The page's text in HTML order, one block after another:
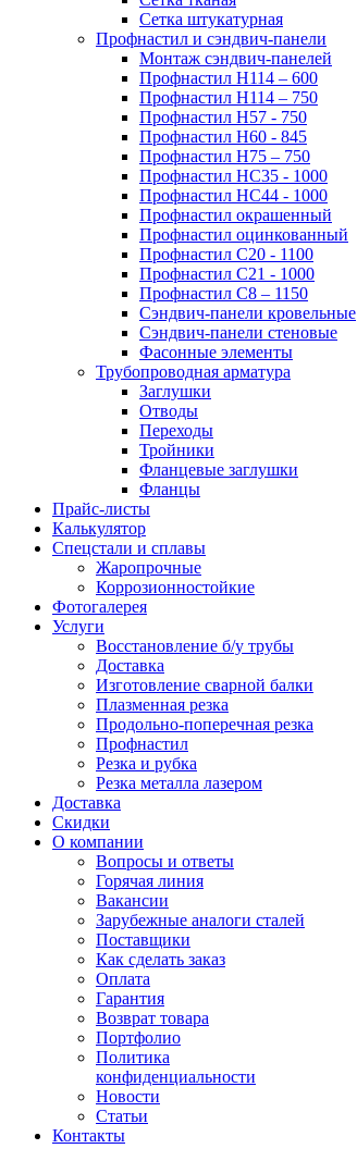
Сетка штукатурная
Профнастил и сэндвич-панели
Монтаж сэндвич-панелей
Профнастил Н114 – 600
Профнастил Н114 – 750
Профнастил Н57 - 750
Профнастил Н60 - 845
Профнастил Н75 – 750
Профнастил НС35 - 1000
Профнастил НС44 - 1000
Профнастил окрашенный
Профнастил оцинкованный
Профнастил С20 - 1100
Профнастил С21 - 1000
Профнастил С8 – 1150
Сэндвич-панели кровельные
Сэндвич-панели стеновые
Фасонные элементы
Трубопроводная арматура
Заглушки
Отводы
Переходы
Тройники
Фланцевые заглушки
Фланцы
Прайс-листы
Калькулятор
Спецстали и сплавы
Жаропрочные
Коррозионностойкие
Фотогалерея
Услуги
Восстановление б/у трубы
Доставка
Изготовление сварной балки
Плазменная резка
Продольно-поперечная резка
Профнастил
Резка и рубка
Резка металла лазером
Доставка
Скидки
О компании
Вопросы и ответы
Горячая линия
Вакансии
Зарубежные аналоги сталей
Поставщики
Как сделать заказ
Оплата
Гарантия
Возврат товара
Портфолио
Политика
конфиденциальности
Новости
Статьи
Контакты